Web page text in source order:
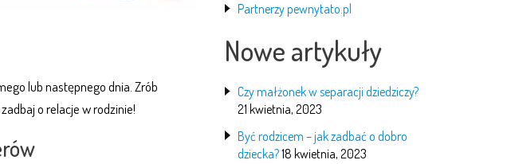
lub następnego dnia. Zrób
o relacje w rodzinie!
Partnerzy pewnytato.pl
Nowe artykuły
Czy małżonek w separacji dziedziczy?
21 kwietnia, 2023
Być rodzicem – jak zadbać o dobro
dziecka?18 kwietnia, 2023